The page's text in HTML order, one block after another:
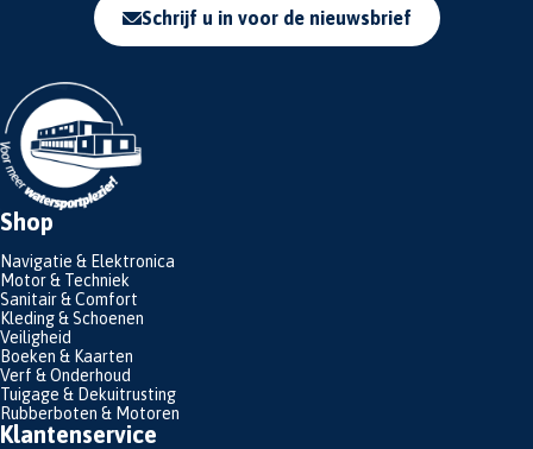
Schrijf u in voor de nieuwsbrief
Shop
Navigatie & Elektronica
Motor & Techniek
Sanitair & Comfort
Kleding & Schoenen
Veiligheid
Boeken & Kaarten
Verf & Onderhoud
Tuigage & Dekuitrusting
Rubberboten & Motoren
Klantenservice